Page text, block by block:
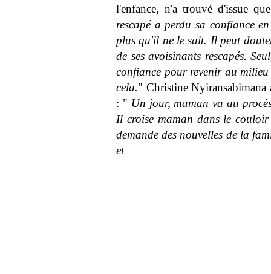
l'enfance, n'a trouvé d'issue
rescapé a perdu sa confiance
plus qu'il ne le sait. Il peut
de ses avoisinants rescapés.
confiance pour revenir au
cela." Christine Nyiransabimana
: " Un jour, maman va au
Il croise maman dans le
demande des nouvelles de la
et